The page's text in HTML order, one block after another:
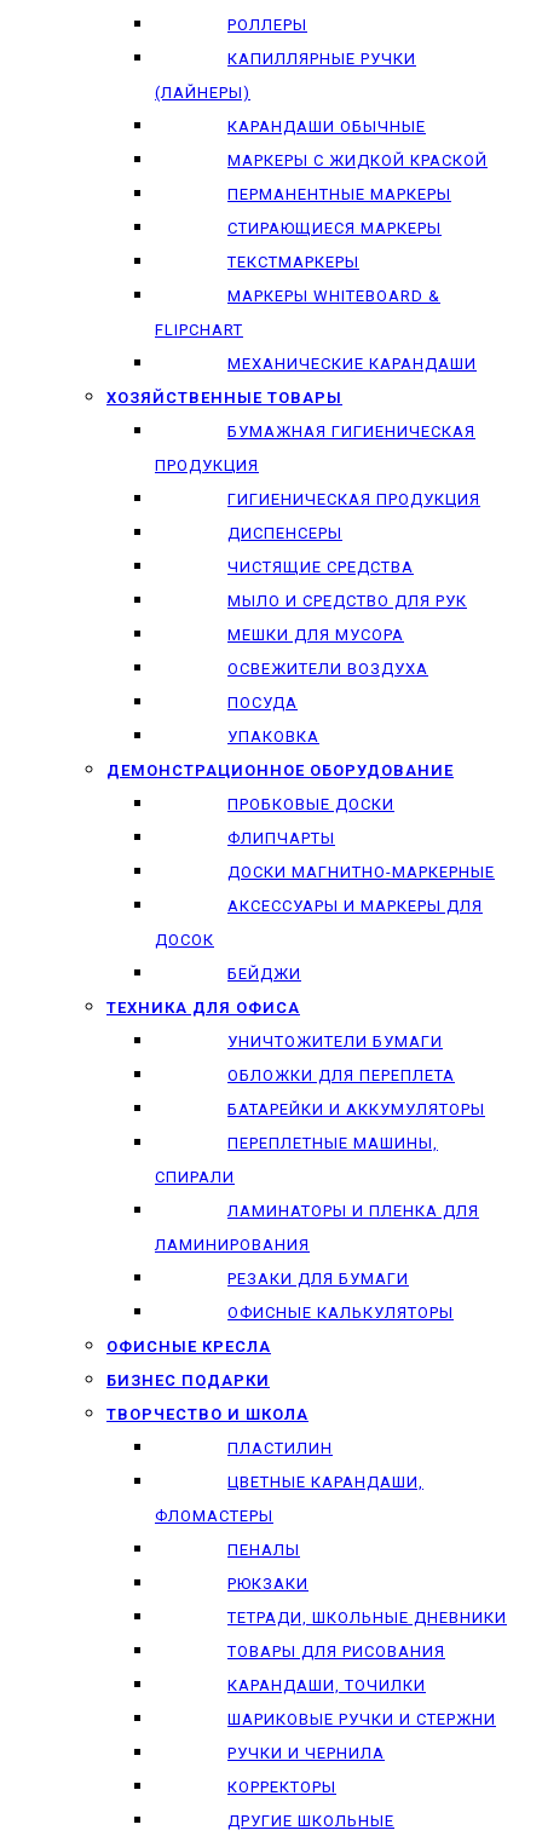
РОЛЛЕРЫ
КАПИЛЛЯРНЫЕ РУЧКИ
(ЛАЙНЕРЫ)
КАРАНДАШИ ОБЫЧНЫЕ
МАРКЕРЫ C ЖИДКОЙ КРАСКОЙ
ПЕРМАНЕНТНЫЕ МАРКЕРЫ
СТИРАЮЩИЕСЯ МАРКЕРЫ
ТЕКСТМАРКЕРЫ
МАРКЕРЫ WHITEBOARD &
FLIPCHART
МЕХАНИЧЕСКИЕ КАРАНДАШИ
ХОЗЯЙСТВЕННЫЕ ТОВАРЫ
БУМАЖНАЯ ГИГИЕНИЧЕСКАЯ
ПРОДУКЦИЯ
ГИГИЕНИЧЕСКАЯ ПРОДУКЦИЯ
ДИСПЕНСЕРЫ
ЧИСТЯЩИЕ СРЕДСТВА
МЫЛО И СРЕДСТВО ДЛЯ РУК
МЕШКИ ДЛЯ МУСОРА
ОСВЕЖИТЕЛИ ВОЗДУХА
ПОСУДА
УПАКОВКА
ДЕМОНСТРАЦИОННОЕ ОБОРУДОВАНИЕ
ПРОБКОВЫЕ ДОСКИ
ФЛИПЧАРТЫ
ДОСКИ МАГНИТНО-МАРКЕРНЫЕ
АКСЕССУАРЫ И МАРКЕРЫ ДЛЯ
ДОСОК
БЕЙДЖИ
ТЕХНИКА ДЛЯ ОФИСА
УНИЧТОЖИТЕЛИ БУМАГИ
ОБЛОЖКИ ДЛЯ ПЕРЕПЛЕТА
БАТАРЕЙКИ И АККУМУЛЯТОРЫ
ПЕРЕПЛЕТНЫЕ МАШИНЫ,
СПИРАЛИ
ЛАМИНАТОРЫ И ПЛЕНКА ДЛЯ
ЛАМИНИРОВАНИЯ
РЕЗАКИ ДЛЯ БУМАГИ
ОФИСНЫЕ КАЛЬКУЛЯТОРЫ
ОФИСНЫЕ КРЕСЛА
БИЗНЕС ПОДАРКИ
ТВОРЧЕСТВО И ШКОЛА
ПЛАСТИЛИН
ЦВЕТНЫЕ КАРАНДАШИ,
ФЛОМАСТЕРЫ
ПЕНАЛЫ
РЮКЗАКИ
ТЕТРАДИ, ШКОЛЬНЫЕ ДНЕВНИКИ
ТОВАРЫ ДЛЯ РИСОВАНИЯ
КАРАНДАШИ, ТОЧИЛКИ
ШАРИКОВЫЕ РУЧКИ И СТЕРЖНИ
РУЧКИ И ЧЕРНИЛА
КОРРЕКТОРЫ
ДРУГИЕ ШКОЛЬНЫЕ